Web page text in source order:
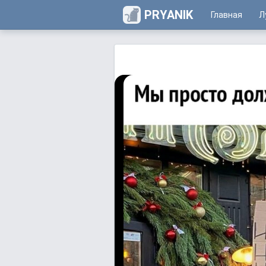
PRYANIK Главная